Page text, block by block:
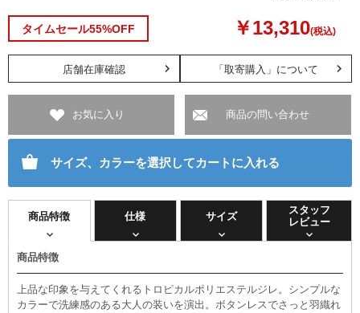
タイムセール55%OFF ￥13,310(税込)
「取寄購入」について
店舗在庫確認
お気に入り 商品の問い合わせ
サイズ、カラーを選択してカートに入れる
商品特徴 仕様 サイズ
スタッフ
レビュー
商品特徴
上品な印象を与えてくれるトロピカルポリエステルジレ。シンプルな
カラーで洗練感のある大人の装いを演出。ボタンレスでさっと羽織れ